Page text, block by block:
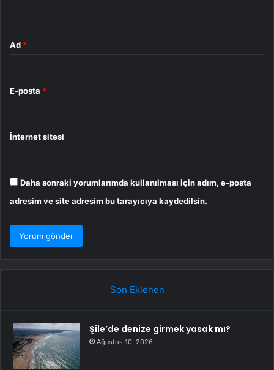
Ad *
E-posta *
İnternet sitesi
Daha sonraki yorumlarımda kullanılması için adım, e-posta
adresim ve site adresim bu tarayıcıya kaydedilsin.
Son Eklenen
Şile’de denize girmek yasak mı?
Ağustos 10, 2026